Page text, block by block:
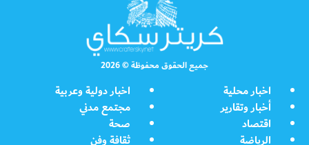
جميع الحقوق محفوظة © 2026
اخبار محلية
اخبار دولية وعربية
أخبار وتقارير
مجتمع مدني
اقتصاد
صحة
الرياضة
ثقافة وفن